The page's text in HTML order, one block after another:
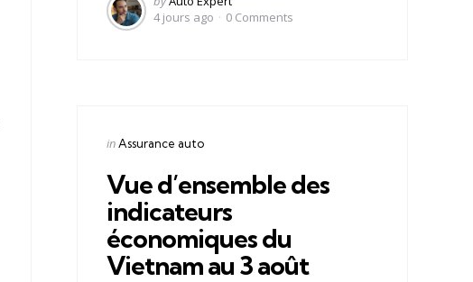
by
4 jours ago
0 Comments
Categories
Posted
in Assurance auto
Vue d’ensemble des
indicateurs
économiques du
Vietnam au 3 août